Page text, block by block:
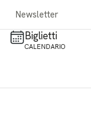
Newsletter
Biglietti
CALENDARIO